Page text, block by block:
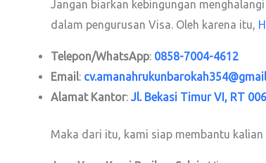
Jangan biarkan kebingungan
dalam pengurusan Visa. Oleh karena itu,
Telepon/WhatsApp: 0858-7004-4612
Email:
Alamat Kantor: Jl. Bekasi Timur VI, RT
Maka dari itu, kami siap membantu